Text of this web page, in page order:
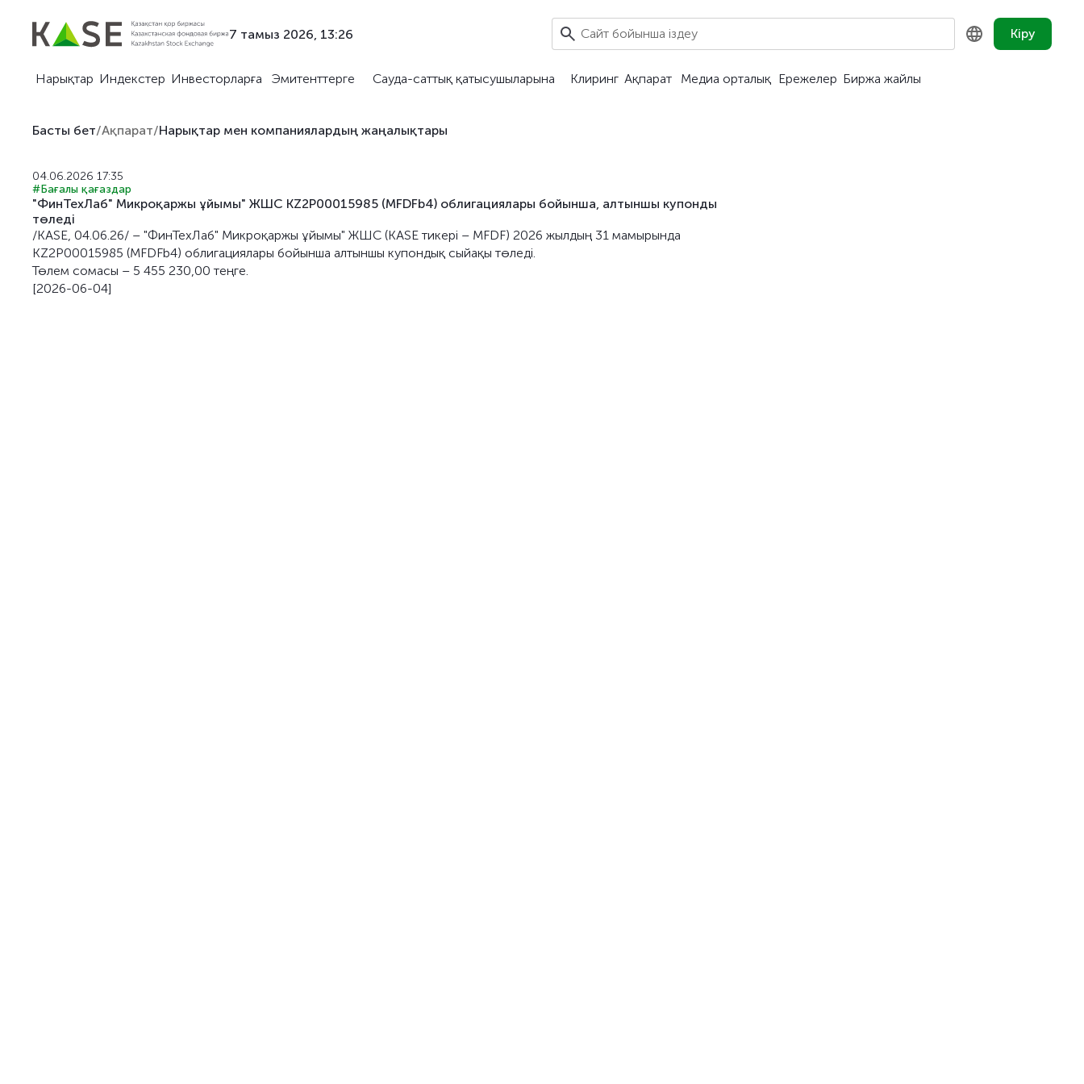
7 тамыз 2026, 13:26 Кіру
Нарықтар Индекстер Инвесторларға Эмитенттерге Сауда-саттық қатысушыларына Клиринг Ақпарат Медиа орталық Ережелер Биржа жайлы
Басты бет/Ақпарат/Нарықтар мен компаниялардың жаңалықтары
04.06.2026 17:35
#Бағалы қағаздар
"ФинТехЛаб" Микроқаржы ұйымы" ЖШС KZ2P00015985 (MFDFb4) облигациялары бойынша, алтыншы купонды
төледi
/KASE, 04.06.26/ – "ФинТехЛаб" Микроқаржы ұйымы" ЖШС (KASE тикері – MFDF) 2026 жылдың 31 мамырында
KZ2P00015985 (MFDFb4) облигациялары бойынша алтыншы купондық сыйақы төледі.
Төлем сомасы – 5 455 230,00 теңге.
[2026-06-04]